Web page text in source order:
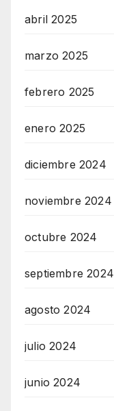
abril 2025
marzo 2025
febrero 2025
enero 2025
diciembre 2024
noviembre 2024
octubre 2024
septiembre 2024
agosto 2024
julio 2024
junio 2024